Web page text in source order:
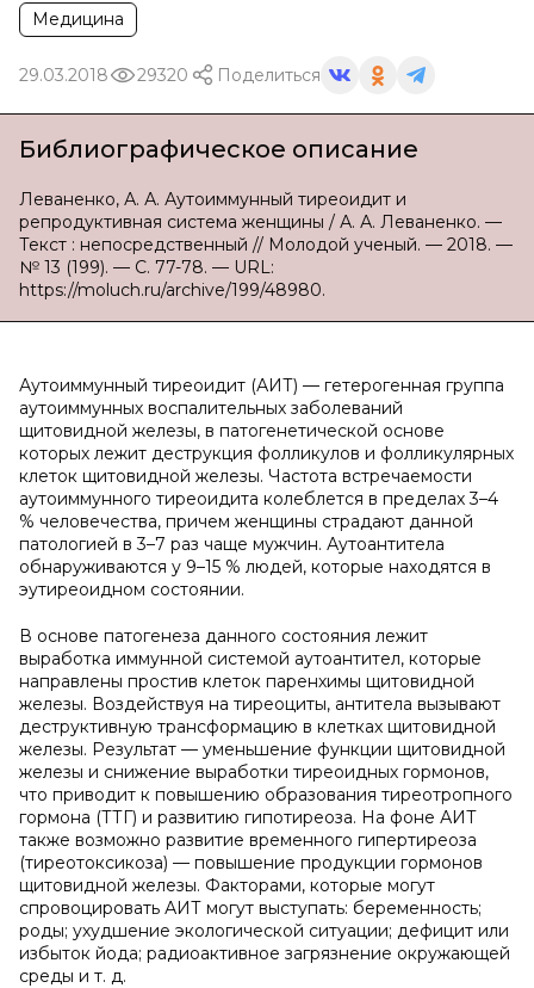
Медицина
29.03.2018 29320 Поделиться
Библиографическое описание
Леваненко, А. А. Аутоиммунный тиреоидит и
репродуктивная система женщины / А. А. Леваненко. —
Текст : непосредственный // Молодой ученый. — 2018. —
№ 13 (199). — С. 77-78. — URL:
https://moluch.ru/archive/199/48980.
Аутоиммунный тиреоидит (АИТ) — гетерогенная группа
аутоиммунных воспалительных заболеваний
щитовидной железы, в патогенетической основе
которых лежит деструкция фолликулов и фолликулярных
клеток щитовидной железы. Частота встречаемости
аутоиммунного тиреоидита колеблется в пределах 3–4
% человечества, причем женщины страдают данной
патологией в 3–7 раз чаще мужчин. Аутоантитела
обнаруживаются у 9–15 % людей, которые находятся в
эутиреоидном состоянии.
В основе патогенеза данного состояния лежит
выработка иммунной системой аутоантител, которые
направлены простив клеток паренхимы щитовидной
железы. Воздействуя на тиреоциты, антитела вызывают
деструктивную трансформацию в клетках щитовидной
железы. Результат — уменьшение функции щитовидной
железы и снижение выработки тиреоидных гормонов,
что приводит к повышению образования тиреотропного
гормона (ТТГ) и развитию гипотиреоза. На фоне АИТ
также возможно развитие временного гипертиреоза
(тиреотоксикоза) — повышение продукции гормонов
щитовидной железы. Факторами, которые могут
спровоцировать АИТ могут выступать: беременность;
роды; ухудшение экологической ситуации; дефицит или
избыток йода; радиоактивное загрязнение окружающей
среды и т. д.